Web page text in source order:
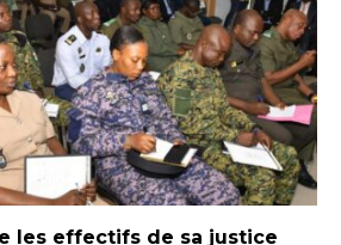
les effectifs de sa justice